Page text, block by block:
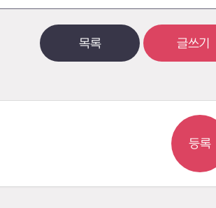
목록 글쓰기
등록